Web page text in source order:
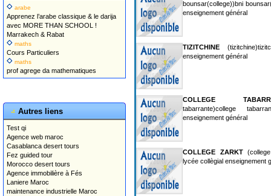
arabe
Apprenez l’arabe classique & le darija
avec MORE THAN SCHOOL !
Marrakech & Rabat
maths
Cours Particuliers
maths
prof agrege da mathematiques
Autres liens
Test qi
Agence web maroc
Casablanca desert tours
Fez guided tour
Morocco desert tours
Agence immobilière à Fés
Laniere Maroc
maintenance industrielle Maroc
bounsar(college))bni
enseignement général
TIZITCHINE
enseignement général
COLLEGE
tabarrante)college
enseignement général
COLLEGE ZARKT
lycée collègial enseignement